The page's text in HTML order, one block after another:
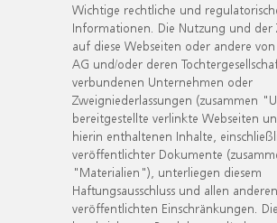
Wichtige rechtliche und
Informationen. Die Nutzung und der
auf diese Webseiten oder andere von
AG und/oder deren
verbundenen Unternehmen oder
Zweigniederlassungen (zusammen
bereitgestellte verlinkte Webseiten
hierin enthaltenen Inhalte,
veröffentlichter Dokumente
"Materialien"), unterliegen diesem
Haftungsausschluss und allen anderen
veröffentlichten Einschränkungen.